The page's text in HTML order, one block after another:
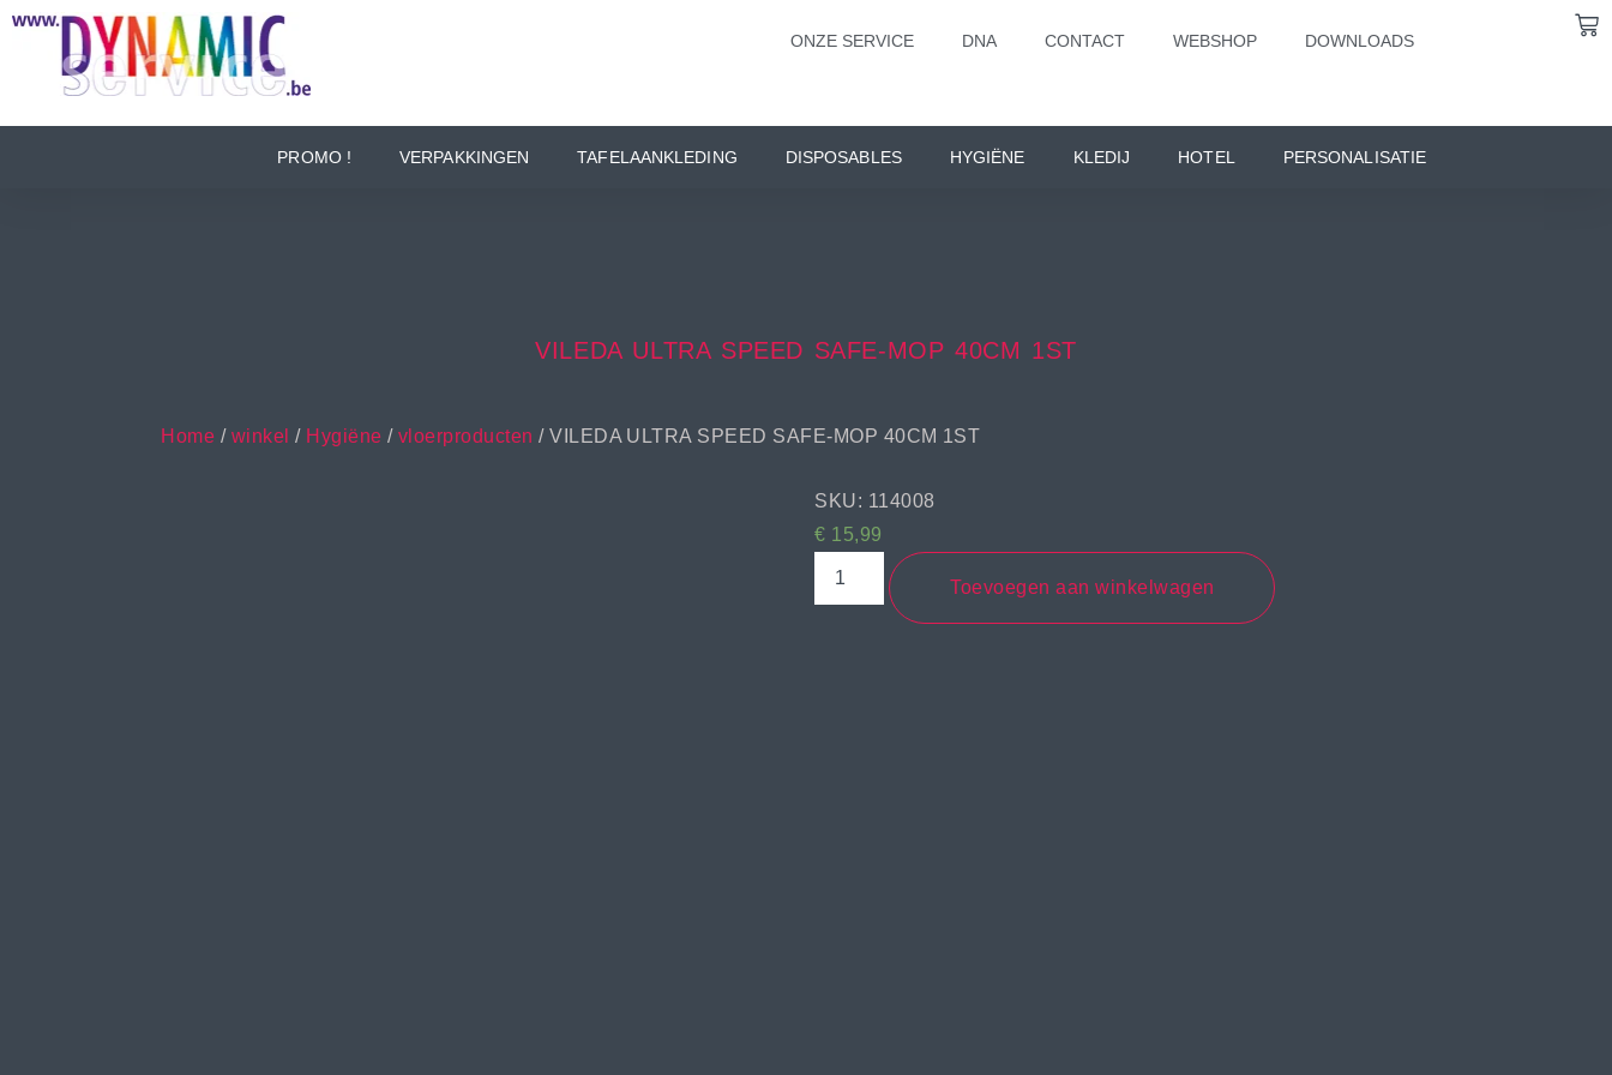
ONZE SERVICE DNA CONTACT WEBSHOP DOWNLOADS
PROMO ! VERPAKKINGEN TAFELAANKLEDING DISPOSABLES HYGIËNE KLEDIJ HOTEL PERSONALISATIE
VILEDA ULTRA SPEED SAFE-MOP 40CM 1ST
Home / winkel / Hygiëne / vloerproducten / VILEDA ULTRA SPEED SAFE-MOP 40CM 1ST
SKU: 114008
€ 15,99
Toevoegen aan winkelwagen